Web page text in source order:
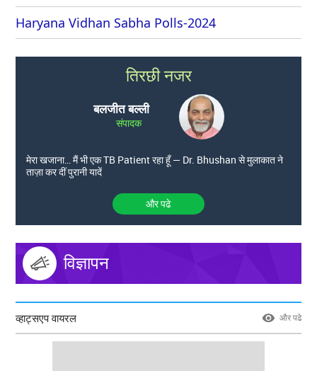
Haryana Vidhan Sabha Polls-2024
तिरछी नजर
बलजीत बल्ली
संपादक
मेरा खजाना… मैं भी एक TB Patient रहा हूँ — Dr. Bhushan से मुलाकात ने
ताज़ा कर दीं पुरानी यादें
और पढे
विज्ञापन
व्हाट्सएप वायरल और पढे